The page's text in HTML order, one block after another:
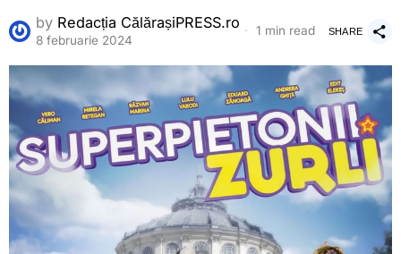
by Redacția CălărașiPRESS.ro
8 februarie 2024
1 min read SHARE